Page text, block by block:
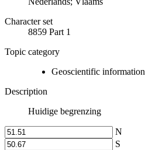
Character set
8859 Part 1
Topic category
Geoscientific information
Description
Huidige begrenzing
N
S